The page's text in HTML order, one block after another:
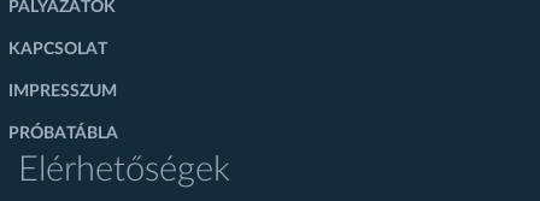
PÁLYÁZATOK
KAPCSOLAT
IMPRESSZUM
PRÓBATÁBLA
Elérhetőségek